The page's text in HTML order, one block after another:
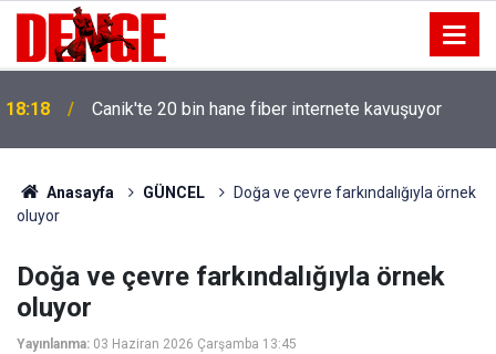
18:18 Canik'te 20 bin hane fiber internete kavuşuyor
Anasayfa GÜNCEL
Doğa ve çevre farkındalığıyla örnek
oluyor
Doğa ve çevre farkındalığıyla örnek
oluyor
Yayınlanma: 03 Haziran 2026 Çarşamba 13:45